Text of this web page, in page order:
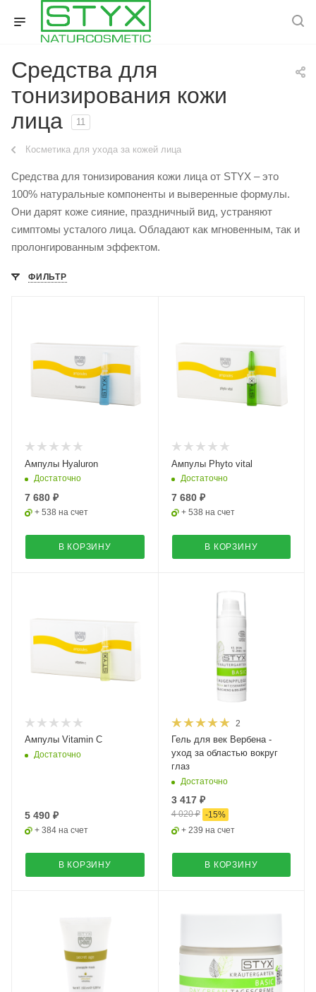
Средства для
тонизирования кожи
лица
11
Косметика для ухода за кожей лица
Средства для тонизирования кожи лица от STYX – это
100% натуральные компоненты и выверенные формулы.
Они дарят коже сияние, праздничный вид, устраняют
симптомы усталого лица. Обладают как мгновенным, так и
пролонгированным эффектом.
ФИЛЬТР
Ампулы Hyaluron
Достаточно
7 680 ₽
+ 538 на счет
В КОРЗИНУ
Ампулы Phyto vital
Достаточно
7 680 ₽
+ 538 на счет
В КОРЗИНУ
Ампулы Vitamin C
Достаточно
5 490 ₽
+ 384 на счет
В КОРЗИНУ
2
Гель для век Вербена -
уход за областью вокруг
глаз
Достаточно
3 417 ₽
4 020 ₽ -15%
+ 239 на счет
В КОРЗИНУ